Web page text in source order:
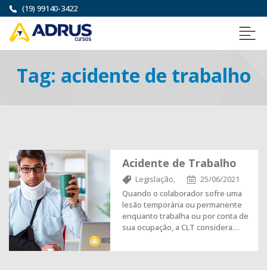
(19) 99140-3422
Tag: acidente de trabalho
Acidente de Trabalho
Legislação,
25/06/2021
Quando o colaborador sofre uma
lesão temporária ou permanente
enquanto trabalha ou por conta de
sua ocupação, a CLT considera…